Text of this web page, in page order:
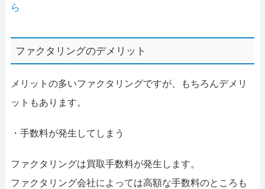
ら
ファクタリングのデメリット
メリットの多いファクタリングですが、もちろんデメリ
ットもあります。
・手数料が発生してしまう
ファクタリングは買取手数料が発生します。
ファクタリング会社によっては高額な手数料のところも